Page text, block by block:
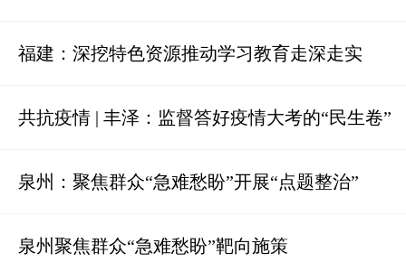
福建：深挖特色资源推动学习教育走深走实
共抗疫情 | 丰泽：监督答好疫情大考的“民生卷”
泉州：聚焦群众“急难愁盼”开展“点题整治”
泉州聚焦群众“急难愁盼”靶向施策